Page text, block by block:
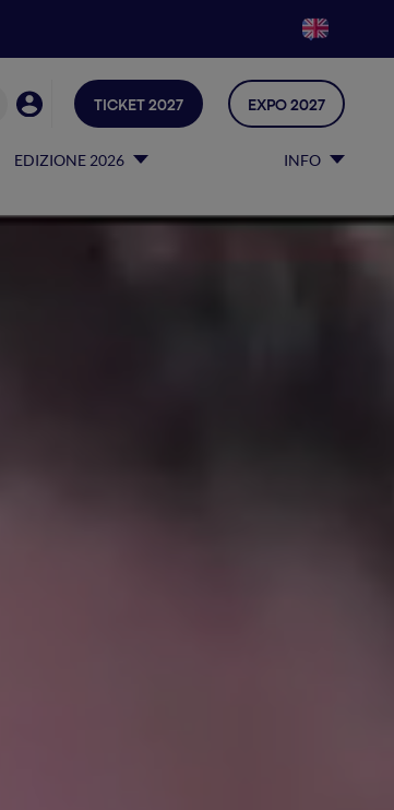
EDIZIONE 2026 INFO
TICKET 2027 EXPO 2027